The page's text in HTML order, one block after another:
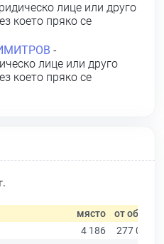
лице или друго
което пряко се
-
лице или друго
което пряко се
място от общо
4 186
277 019